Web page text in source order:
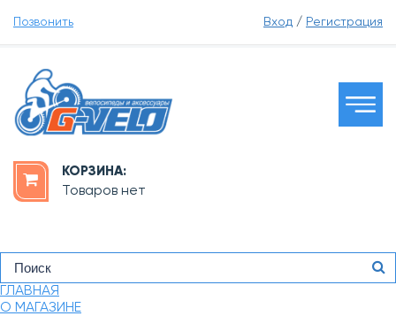
Позвонить Вход / Регистрация
КОРЗИНА:
Товаров нет
ГЛАВНАЯ
О МАГАЗИНЕ